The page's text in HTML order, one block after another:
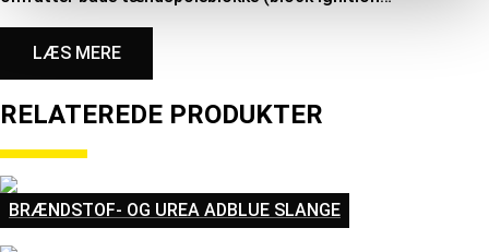
LÆS MERE
RELATEREDE PRODUKTER
BRÆNDSTOF- OG UREA ADBLUE SLANGE